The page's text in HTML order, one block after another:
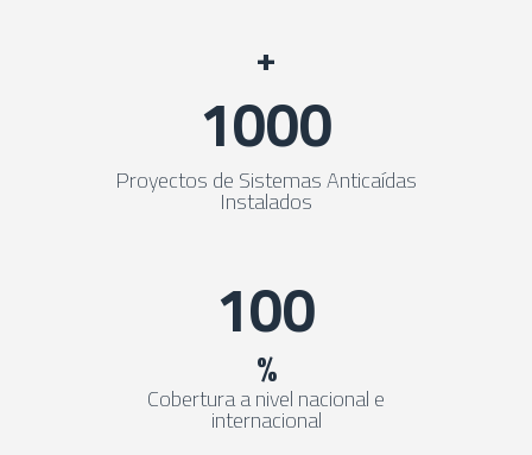
+
1000
Proyectos de Sistemas Anticaídas
Instalados
100
%
Cobertura a nivel nacional e
internacional